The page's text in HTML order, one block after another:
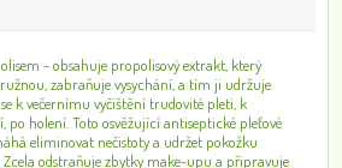
- obsahuje propolisový extrakt, který
zabraňuje vysychání, a tím ji udržuje
k večernímu vyčištění trudovité pleti, k
po holení. Toto osvěžující antiseptické pleťové
eliminovat nečistoty a udržet pokožku
odstraňuje zbytky make-upu a připravuje